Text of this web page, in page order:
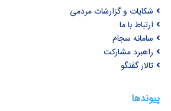
شکایات و گزارشات مردمی
ارتباط با ما
سامانه سجام
راهبرد مشارکت
تالار گفتگو
پیوندها